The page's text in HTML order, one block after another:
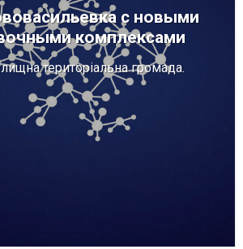
с новыми
комплексами
територіальна громада.